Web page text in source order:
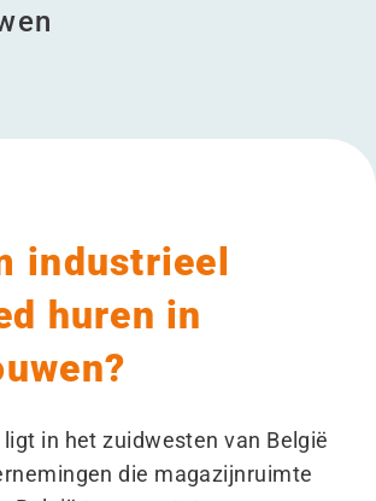
industrieel
huren in
in het zuidwesten van België
die magazijnruimte